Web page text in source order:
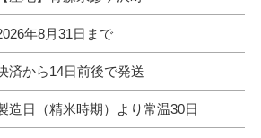
年8月31日まで
済から14日前後で発送
造日（精米時期）より常温30日